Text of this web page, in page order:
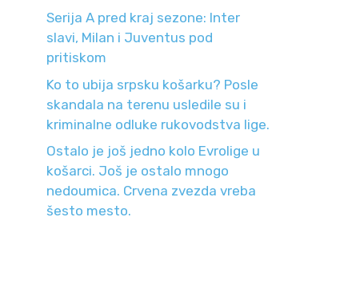
Serija A pred kraj sezone: Inter
slavi, Milan i Juventus pod
pritiskom
Ko to ubija srpsku košarku? Posle
skandala na terenu usledile su i
kriminalne odluke rukovodstva lige.
Ostalo je još jedno kolo Evrolige u
košarci. Još je ostalo mnogo
nedoumica. Crvena zvezda vreba
šesto mesto.